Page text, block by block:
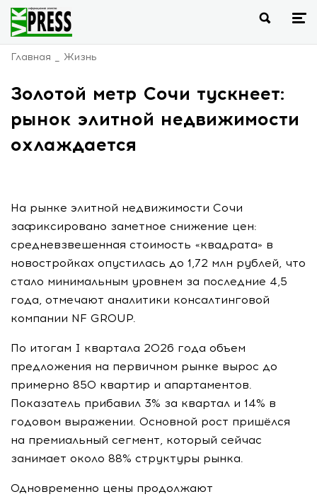
Главная Жизнь
Золотой метр Сочи тускнеет:
рынок элитной недвижимости
охлаждается
На рынке элитной недвижимости Сочи
зафиксировано заметное снижение цен:
средневзвешенная стоимость «квадрата» в
новостройках опустилась до 1,72 млн рублей, что
стало минимальным уровнем за последние 4,5
года, отмечают аналитики консалтинговой
компании NF GROUP.
По итогам I квартала 2026 года объем
предложения на первичном рынке вырос до
примерно 850 квартир и апартаментов.
Показатель прибавил 3% за квартал и 14% в
годовом выражении. Основной рост пришёлся
на премиальный сегмент, который сейчас
занимает около 88% структуры рынка.
Одновременно цены продолжают